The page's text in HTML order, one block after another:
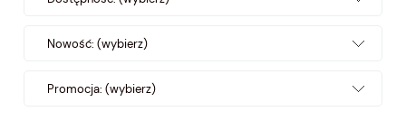
Nowość: (wybierz)
Promocja: (wybierz)